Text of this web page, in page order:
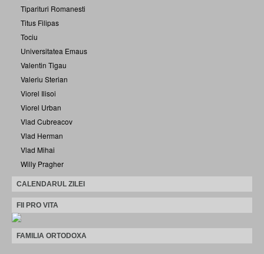
Tiparituri Romanesti
Titus Filipas
Tociu
Universitatea Emaus
Valentin Tigau
Valeriu Sterian
Viorel Ilisoi
Viorel Urban
Vlad Cubreacov
Vlad Herman
Vlad Mihai
Willy Pragher
CALENDARUL ZILEI
FII PRO VITA
FAMILIA ORTODOXA